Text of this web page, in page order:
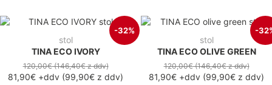
-32%
stol
TINA ECO IVORY
120,00€(146,40€z ddv)
81,90€ +ddv (99,90€ z ddv)
-
stol
TINA ECO OLIVE GREEN
120,00€(146,40€z ddv)
81,90€ +ddv (99,90€ z ddv)